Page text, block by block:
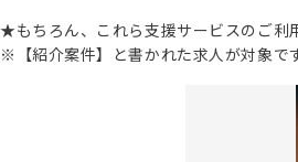
★もちろん、これら支援サービスのご利
※【紹介案件】と書かれた求人が対象で